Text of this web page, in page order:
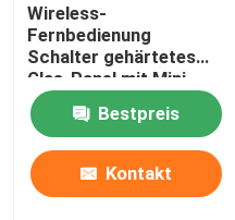
Wireless-
Fernbedienung
Schalter gehärtetes
Glas-Panel mit Mini-
Smart-Bremser
bestchoice für alte
Version Schaltung
Bestpreis
Kontakt